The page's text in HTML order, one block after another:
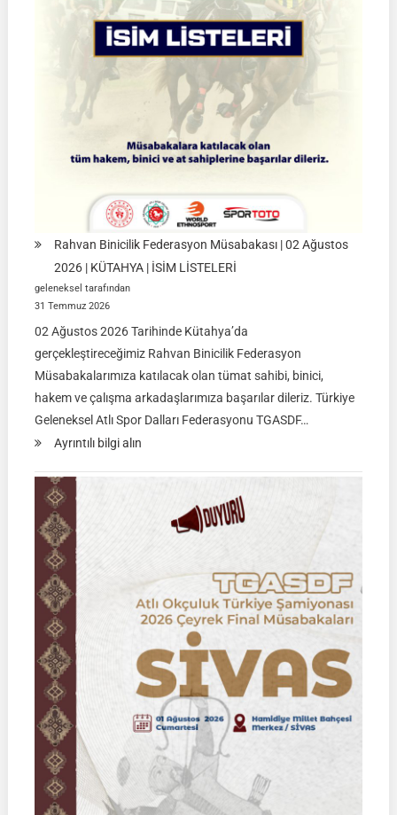
|
08-
09
2026
İSTANBUL
Rahvan Binicilik Federasyon Müsabakası | 02 Ağustos
2026 | KÜTAHYA | İSİM LİSTELERİ
geleneksel tarafından
31 Temmuz 2026
02 Ağustos 2026 Tarihinde Kütahya’da
gerçekleştireceğimiz Rahvan Binicilik Federasyon
Müsabakalarımıza katılacak olan tümat sahibi, binici,
hakem ve çalışma arkadaşlarımıza başarılar dileriz. Türkiye
Geleneksel Atlı Spor Dalları Federasyonu TGASDF…
Ayrıntılı bilgi alın:
Federasyon
Müsabakası
02
Ağustos
2026
|
KÜTAHYA
|
İSİM
LİSTELERİ